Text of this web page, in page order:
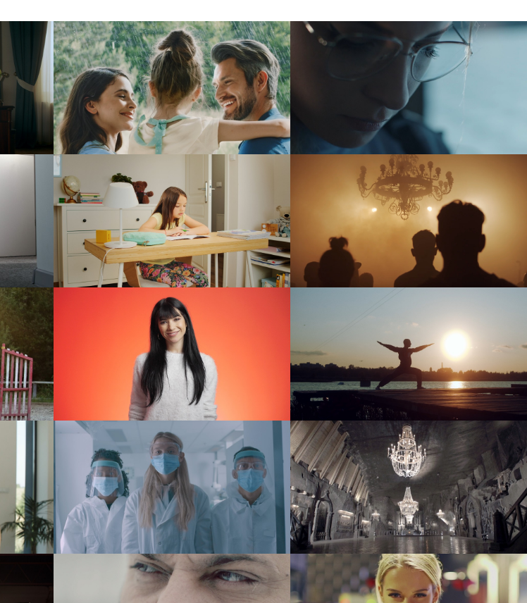
Kapica – Piękno w szczegółach
reklama
ASP Katowice
reklama
Kopalnia Soli “Wieliczka” –
#WieliczkaTuByłem
reklama
AlterFest 2019
event
Bystronic – CoE Kraków
reklama
EH Street Wear
reklama
PetsDiag
reklama
Kopalnia Soli “Wieliczka” – Solne
Królestwo
dokument